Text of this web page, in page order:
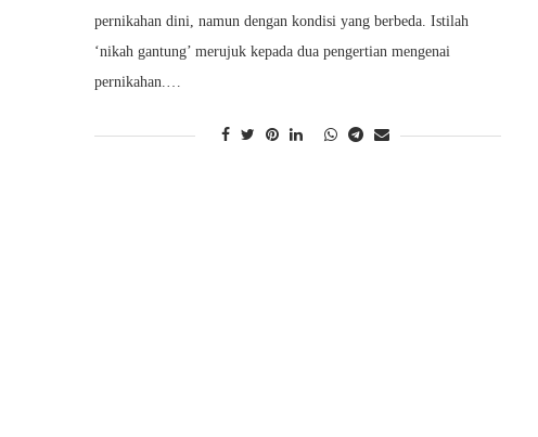
pernikahan dini, namun dengan kondisi yang berbeda. Istilah
‘nikah gantung’ merujuk kepada dua pengertian mengenai
pernikahan.…